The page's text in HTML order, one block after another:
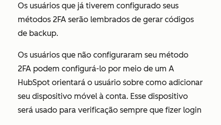
Os usuários que já tiverem configurado seus
métodos 2FA serão lembrados de gerar códigos
de backup.
Os usuários que não configuraram seu método
2FA podem configurá-lo por meio de um A
HubSpot orientará o usuário sobre como adicionar
seu dispositivo móvel à conta. Esse dispositivo
será usado para verificação sempre que fizer login